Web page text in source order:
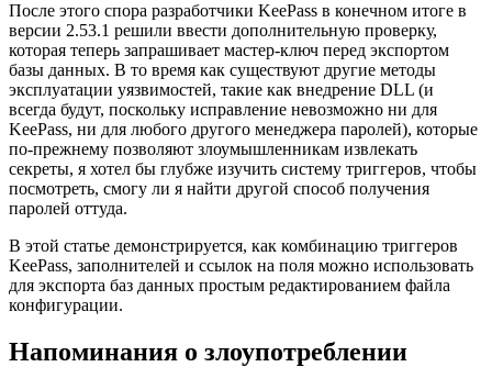
После этого спора разработчики KeePass в конечном итоге в
версии 2.53.1 решили ввести дополнительную проверку,
которая теперь запрашивает мастер-ключ перед экспортом
базы данных. В то время как существуют другие методы
эксплуатации уязвимостей, такие как внедрение DLL (и
всегда будут, поскольку исправление невозможно ни для
KeePass, ни для любого другого менеджера паролей), которые
по-прежнему позволяют злоумышленникам извлекать
секреты, я хотел бы глубже изучить систему триггеров, чтобы
посмотреть, смогу ли я найти другой способ получения
паролей оттуда.
В этой статье демонстрируется, как комбинацию триггеров
KeePass, заполнителей и ссылок на поля можно использовать
для экспорта баз данных простым редактированием файла
конфигурации.
Напоминания о злоупотреблении